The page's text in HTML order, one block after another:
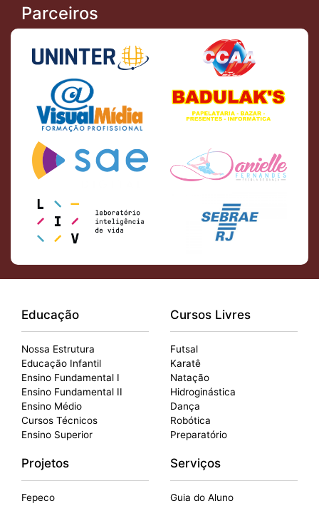
Parceiros
Educação
Nossa Estrutura
Educação Infantil
Ensino Fundamental I
Ensino Fundamental II
Ensino Médio
Cursos Técnicos
Ensino Superior
Cursos Livres
Futsal
Karatê
Natação
Hidroginástica
Dança
Robótica
Preparatório
Projetos
Fepeco
Serviços
Guia do Aluno